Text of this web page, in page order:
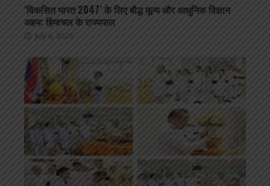
‘विकसित भारत 2047’ के लिए बौद्ध मूल्य और आधुनिक विज्ञान
अहम: हिमाचल के राज्यपाल
July 6, 2026